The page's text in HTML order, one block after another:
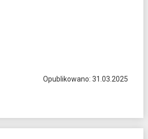
Opublikowano: 31.03.2025